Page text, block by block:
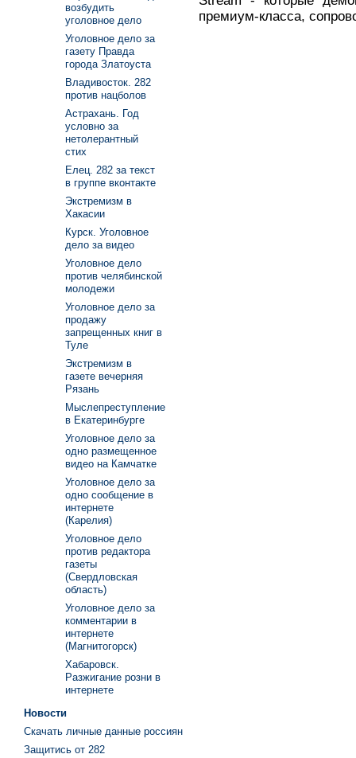
премиум-класса,
возбудить
уголовное дело
Уголовное дело за
газету Правда
города Златоуста
Владивосток. 282
против нацболов
Астрахань. Год
условно за
нетолерантный
стих
Елец. 282 за текст
в группе вконтакте
Экстремизм в
Хакасии
Курск. Уголовное
дело за видео
Уголовное дело
против челябинской
молодежи
Уголовное дело за
продажу
запрещенных книг в
Туле
Экстремизм в
газете вечерняя
Рязань
Мыслепреступление
в Екатеринбурге
Уголовное дело за
одно размещенное
видео на Камчатке
Уголовное дело за
одно сообщение в
интернете
(Карелия)
Уголовное дело
против редактора
газеты
(Свердловская
область)
Уголовное дело за
комментарии в
интернете
(Магнитогорск)
Хабаровск.
Разжигание розни в
интернете
Новости
Скачать личные данные россиян
Защитись от 282